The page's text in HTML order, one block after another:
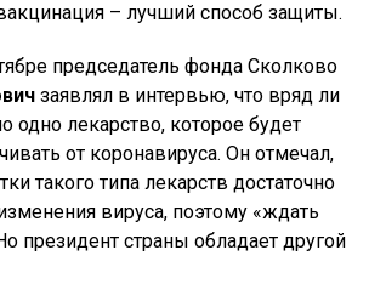
– лучший способ защиты.
председатель фонда Сколково
заявлял в интервью, что вряд ли
одно лекарство, которое будет
от коронавируса. Он отмечал,
такого типа лекарств достаточно
вируса, поэтому «ждать
президент страны обладает другой